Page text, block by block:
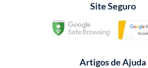
Site Seguro
Artigos de Ajuda